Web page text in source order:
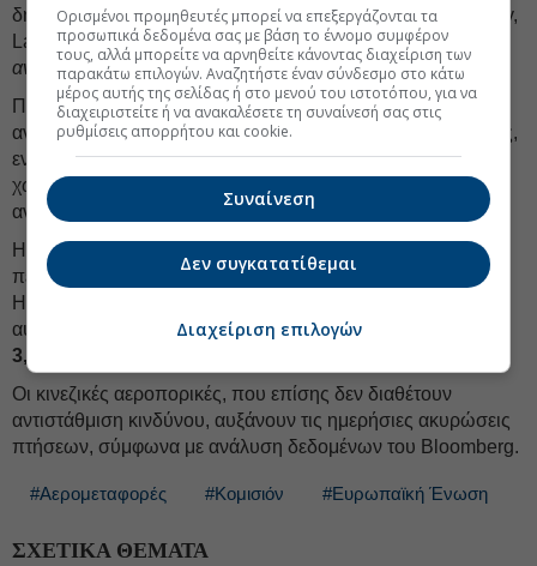
δήλωσε στο Bloomberg η εμπορική διευθύντρια της Cathay,
Lavinia Lau.«Ωστόσο, τα μέτρα αυτά δεν επαρκούν για να
αντισταθμίσουν το σημαντικά αυξημένο κόστος καυσίμων»
Πολλές ευρωπαϊκές αεροπορικές είναι καλυμμένες μέσω
αντιστάθμισης κινδύνου για καύσιμα τους επόμενους μήνες,
ενώ οι περισσότερες αμερικανικές -οι μεγαλύτερες σε
χωρητικότητα- δεν εφαρμόζουν τέτοιες πρακτικές και
αντιμετωπίζουν υψηλότερα κόστη.
Η United Airlines ήταν από τις πρώτες που ανακοίνωσαν
περικοπές, μειώνοντας τη χωρητικότητα κατά 5% φέτος.
Η Delta αντιμετωπίζει το αυξημένο κόστος καυσίμων μέσω
αυξήσεων τιμών και μειώσεων χωρητικότητας περίπου
3,5%
Οι κινεζικές αεροπορικές, που επίσης δεν διαθέτουν
αντιστάθμιση κινδύνου, αυξάνουν τις ημερήσιες ακυρώσεις
πτήσεων, σύμφωνα με ανάλυση δεδομένων του Bloomberg.
#Αερομεταφορές #Κομισιόν #Ευρωπαϊκή Ένωση
ΣΧΕΤΙΚΑ ΘΕΜΑΤΑ
Ορισμένοι προμηθευτές μπορεί να επεξεργάζονται τα
προσωπικά δεδομένα σας με βάση το έννομο συμφέρον
τους, αλλά μπορείτε να αρνηθείτε κάνοντας διαχείριση των
παρακάτω επιλογών. Αναζητήστε έναν σύνδεσμο στο κάτω
μέρος αυτής της σελίδας ή στο μενού του ιστοτόπου, για να
διαχειριστείτε ή να ανακαλέσετε τη συναίνεσή σας στις
ρυθμίσεις απορρήτου και cookie.
Συναίνεση
Δεν συγκατατίθεμαι
Διαχείριση επιλογών